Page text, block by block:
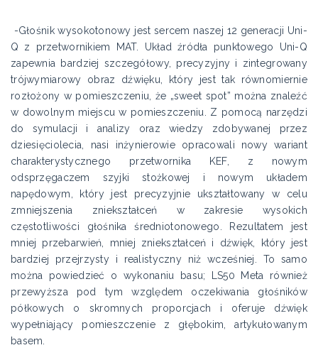
-Głośnik wysokotonowy jest sercem naszej 12 generacji Uni-
Q z przetwornikiem MAT. Układ źródła punktowego Uni-Q
zapewnia bardziej szczegółowy, precyzyjny i zintegrowany
trójwymiarowy obraz dźwięku, który jest tak równomiernie
rozłożony w pomieszczeniu, że „sweet spot” można znaleźć
w dowolnym miejscu w pomieszczeniu. Z pomocą narzędzi
do symulacji i analizy oraz wiedzy zdobywanej przez
dziesięciolecia, nasi inżynierowie opracowali nowy wariant
charakterystycznego przetwornika KEF, z nowym
odsprzęgaczem szyjki stożkowej i nowym układem
napędowym, który jest precyzyjnie ukształtowany w celu
zmniejszenia zniekształceń w zakresie wysokich
częstotliwości głośnika średniotonowego. Rezultatem jest
mniej przebarwień, mniej zniekształceń i dźwięk, który jest
bardziej przejrzysty i realistyczny niż wcześniej. To samo
można powiedzieć o wykonaniu basu; LS50 Meta również
przewyższa pod tym względem oczekiwania głośników
półkowych o skromnych proporcjach i oferuje dźwięk
wypełniający pomieszczenie z głębokim, artykułowanym
basem.